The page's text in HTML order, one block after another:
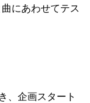
にあわせてテス
、企画スタート